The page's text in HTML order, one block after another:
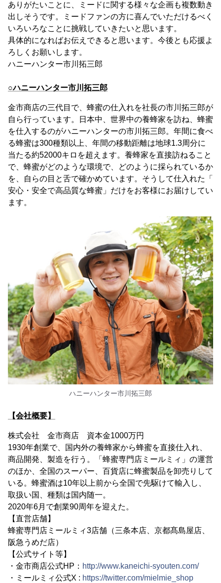
ありがたいことに、ミードに関する様々な企画も複数動き
出しそうです。ミードファンの方に喜んでいただけるべく
いろいろなことに挑戦していきたいと思います。
具体的になればお伝えできると思います。今後とも応援よ
ろしくお願いします。
ハニーハンター市川拓三郎
○ハニーハンター市川拓三郎
金市商店の三代目で、蜂蜜の仕入れを社長の市川拓三郎が
自ら行っています。日本中、世界中の養蜂家を訪ね、蜂蜜
を仕入するのがハニーハンターの市川拓三郎。年間に食べ
る蜂蜜は300種類以上、年間の移動距離は地球1.3周分に
当たる約52000キロを超えます。養蜂家を直接訪ねること
で、蜂蜜がどのような環境で、どのように採られているか
を、自らの目と舌で確かめています。そうして仕入れた「
安心・安全で高品質な蜂蜜」だけをお客様にお届けしてい
ます。
ハニーハンター市川拓三郎
【会社概要】
株式会社 金市商店 資本金1000万円
1930年創業で、国内外の養蜂家から蜂蜜を直接仕入れ、
商品開発、製造を行う。「蜂蜜専門店ミールミィ」の運営
のほか、全国のスーパー、百貨店に蜂蜜製品を卸売りして
いる。蜂蜜酒は10年以上前から全国で先駆けて輸入し、
取扱い国、種類は国内随一。
2020年6月で創業90周年を迎えた。
【直営店舗】
蜂蜜専門店ミールミィ3店舗（三条本店、京都髙島屋店、
阪急うめだ店）
【公式サイト等】
・金市商店公式HP： http://www.kaneichi-syouten.com/
・ミールミィ公式X : https://twitter.com/mielmie_shop